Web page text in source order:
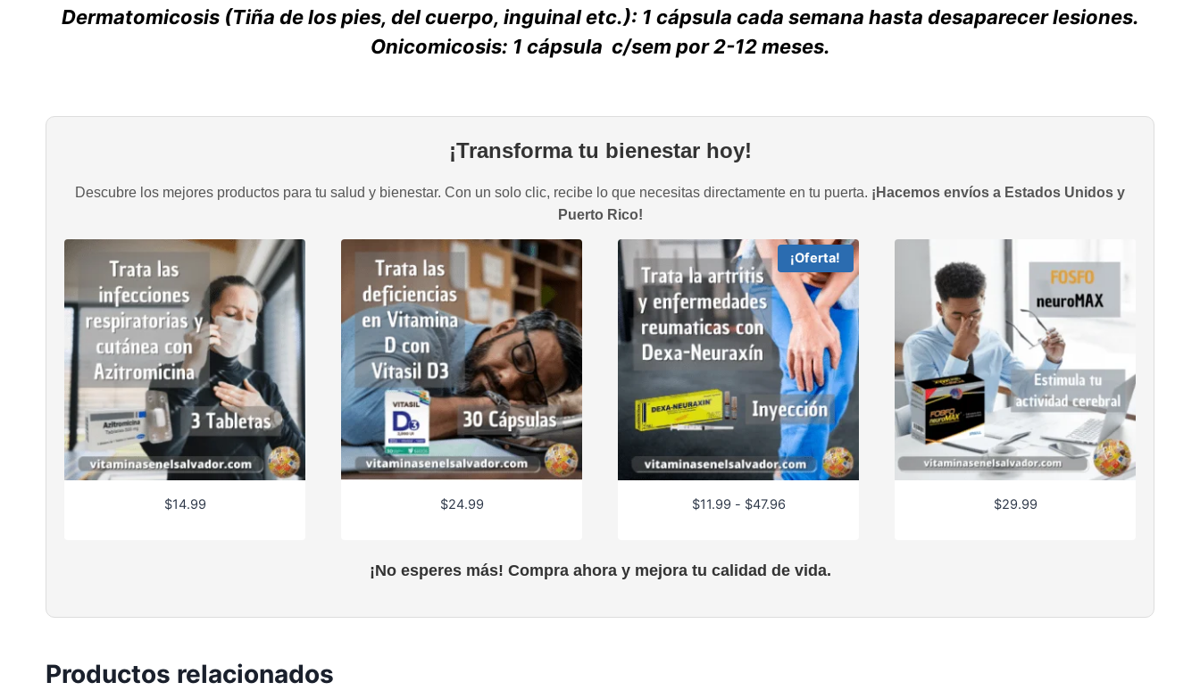
Dermatomicosis (Tiña de los pies, del cuerpo, inguinal etc.): 1 cápsula cada semana hasta desaparecer lesiones.
Onicomicosis: 1 cápsula c/sem por 2-12 meses.
¡Transforma tu bienestar hoy!
Descubre los mejores productos para tu salud y bienestar. Con un solo clic, recibe lo que necesitas directamente en tu puerta. ¡Hacemos envíos a Estados Unidos y
Puerto Rico!
$14.99 $24.99
¡Oferta!
$11.99 - $47.96R
g
$29.99
¡No esperes más! Compra ahora y mejora tu calidad de vida.
Productos relacionados